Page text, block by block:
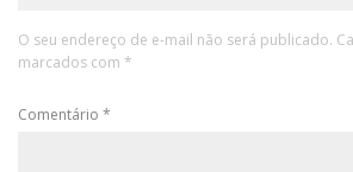
O seu endereço de e-mail não será publicado.
marcados com *
Comentário *